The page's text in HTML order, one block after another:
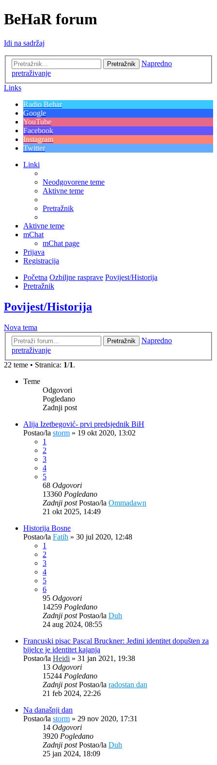
BeHaR forum
Idi na sadržaj
Pretražnik
Napredno
pretraživanje
Links
Radio Behar
Google
YouTube
Facebook
Instagram
Twitter
Linki
Neodgovorene teme
Aktivne teme
Pretražnik
Aktivne teme
mChat
mChat page
Prijava
Registracija
Početna Ozbiljne rasprave Povijest/Historija
Pretražnik
Povijest/Historija
Nova tema
Pretražnik
Napredno
pretraživanje
22 teme • Stranica: 1/1.
Teme
Odgovori
Pogledano
Zadnji post
Alija Izetbegović- prvi predsjednik BiH
Postao/la storm » 19 okt 2020, 13:02
1
2
3
4
5
68 Odgovori
13360 Pogledano
Zadnji postPostao/la Ommadawn
21 okt 2025, 14:49
Historija Bosne
Postao/la Fatih » 30 jul 2020, 12:48
1
2
3
4
5
6
95 Odgovori
14259 Pogledano
Zadnji postPostao/la Duh
24 aug 2024, 08:55
Francuski pisac Pascal Bruckner: Jedini identitet dopušten za
bijelce je identitet kajanja
Postao/la Heidi » 31 jan 2021, 19:38
13 Odgovori
15244 Pogledano
Zadnji postPostao/la radostan dan
21 feb 2024, 22:26
Na današnji dan
Postao/la storm » 29 nov 2020, 17:31
14 Odgovori
3920 Pogledano
Zadnji postPostao/la Duh
25 jan 2024, 18:09